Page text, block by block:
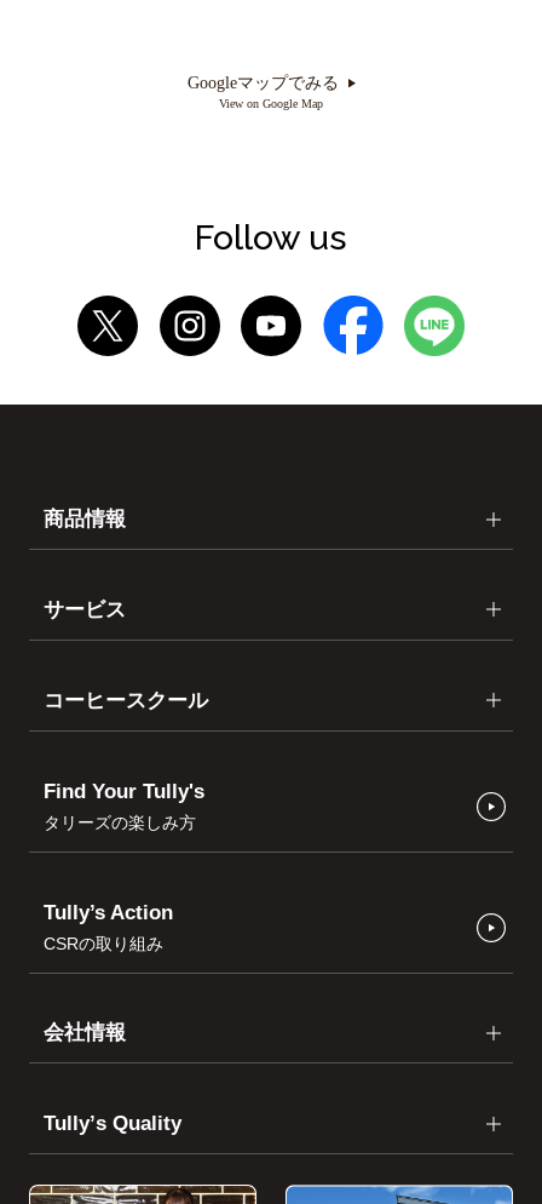
Googleマップでみる
View on Google Map
Follow us
商品情報
サービス
コーヒースクール
Find Your Tully's
タリーズの楽しみ方
Tully’s Action
CSRの取り組み
会社情報
Tullyʼs Quality